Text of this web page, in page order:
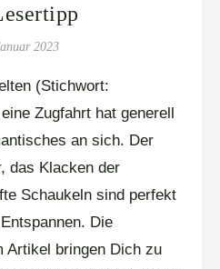
2023
(Stichwort:
Zugfahrt hat generell
an sich. Der
das Klacken der
Schaukeln sind perfekt
Die
Artikel bringen Dich zu